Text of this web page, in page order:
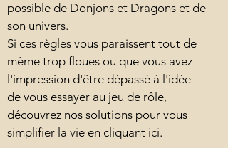
possible de Donjons et Dragons et de
son univers.
Si ces règles vous paraissent tout de
même trop floues ou que vous avez
l'impression d'être dépassé à l'idée
de vous essayer au jeu de rôle,
découvrez nos solutions pour vous
simplifier la vie en cliquant ici.